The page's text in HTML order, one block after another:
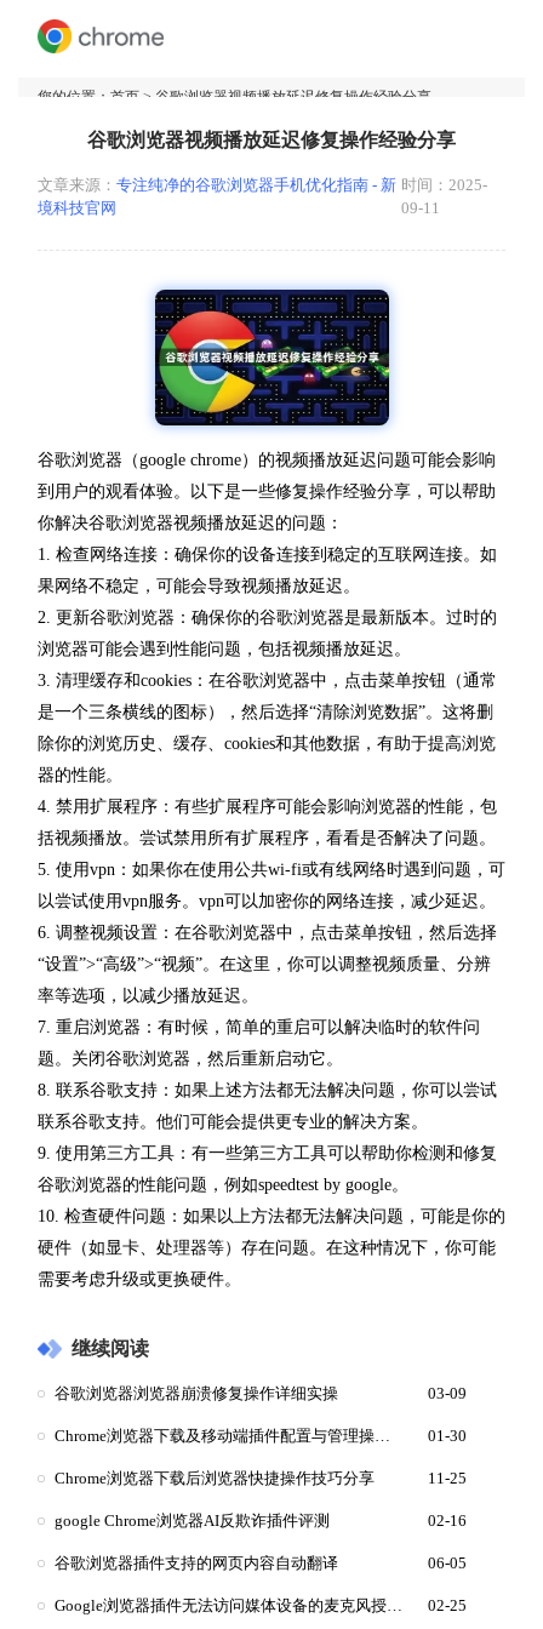
您的位置： 首页 > 谷歌浏览器视频播放延迟修复操作经验分享
谷歌浏览器视频播放延迟修复操作经验分享
文章来源： 专注纯净的谷歌浏览器手机优化指南 - 新
境科技官网
时间：2025-
09-11
谷歌浏览器（google chrome）的视频播放延迟问题可能会影响
到用户的观看体验。以下是一些修复操作经验分享，可以帮助
你解决谷歌浏览器视频播放延迟的问题：
1. 检查网络连接：确保你的设备连接到稳定的互联网连接。如
果网络不稳定，可能会导致视频播放延迟。
2. 更新谷歌浏览器：确保你的谷歌浏览器是最新版本。过时的
浏览器可能会遇到性能问题，包括视频播放延迟。
3. 清理缓存和cookies：在谷歌浏览器中，点击菜单按钮（通常
是一个三条横线的图标），然后选择“清除浏览数据”。这将删
除你的浏览历史、缓存、cookies和其他数据，有助于提高浏览
器的性能。
4. 禁用扩展程序：有些扩展程序可能会影响浏览器的性能，包
括视频播放。尝试禁用所有扩展程序，看看是否解决了问题。
5. 使用vpn：如果你在使用公共wi-fi或有线网络时遇到问题，可
以尝试使用vpn服务。vpn可以加密你的网络连接，减少延迟。
6. 调整视频设置：在谷歌浏览器中，点击菜单按钮，然后选择
“设置”>“高级”>“视频”。在这里，你可以调整视频质量、分辨
率等选项，以减少播放延迟。
7. 重启浏览器：有时候，简单的重启可以解决临时的软件问
题。关闭谷歌浏览器，然后重新启动它。
8. 联系谷歌支持：如果上述方法都无法解决问题，你可以尝试
联系谷歌支持。他们可能会提供更专业的解决方案。
9. 使用第三方工具：有一些第三方工具可以帮助你检测和修复
谷歌浏览器的性能问题，例如speedtest by google。
10. 检查硬件问题：如果以上方法都无法解决问题，可能是你的
硬件（如显卡、处理器等）存在问题。在这种情况下，你可能
需要考虑升级或更换硬件。
继续阅读
谷歌浏览器浏览器崩溃修复操作详细实操 03-09
Chrome浏览器下载及移动端插件配置与管理操作经验 01-30
Chrome浏览器下载后浏览器快捷操作技巧分享 11-25
google Chrome浏览器AI反欺诈插件评测 02-16
谷歌浏览器插件支持的网页内容自动翻译 06-05
Google浏览器插件无法访问媒体设备的麦克风授权解决方案 02-25